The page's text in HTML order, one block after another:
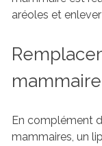
aréoles et
En complément
mammaires, un